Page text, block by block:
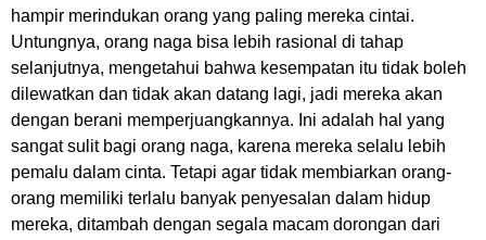
hampir merindukan orang yang paling mereka cintai.
Untungnya, orang naga bisa lebih rasional di tahap
selanjutnya, mengetahui bahwa kesempatan itu tidak boleh
dilewatkan dan tidak akan datang lagi, jadi mereka akan
dengan berani memperjuangkannya. Ini adalah hal yang
sangat sulit bagi orang naga, karena mereka selalu lebih
pemalu dalam cinta. Tetapi agar tidak membiarkan orang-
orang memiliki terlalu banyak penyesalan dalam hidup
mereka, ditambah dengan segala macam dorongan dari